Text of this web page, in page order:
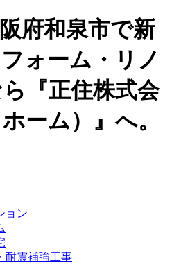
府和泉市で新
ォーム・リノ
『正住株式会
ーム）』へ。
ョン
耐震補強工事